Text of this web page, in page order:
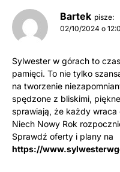
Bartek pisze:
02/10/2024 o
Sylwester w górach to
pamięci. To nie tylko
na tworzenie
spędzone z bliskimi,
sprawiają, że każdy
Niech Nowy Rok
Sprawdź oferty i plany na
https://